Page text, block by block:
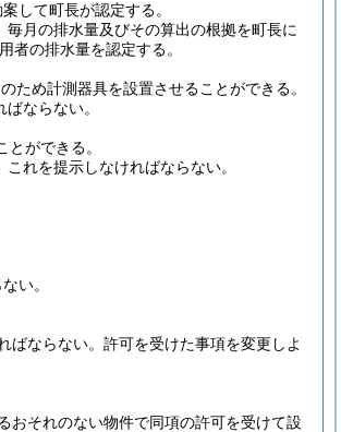
して町長が認定する。
月の排水量及びその算出の根拠を町長に
者の排水量を認定する。
ため計測器具を設置させることができる。
ならない。
ができる。
れを提示しなければならない。
い。
ならない。 許可を受けた事項を変更しよ
おそれのない物件で同項の許可を受けて設